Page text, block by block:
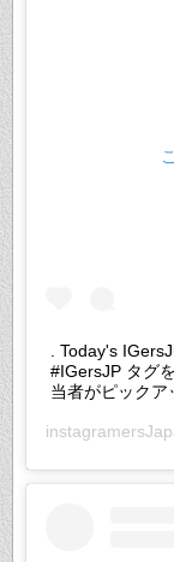
. Today's
#IGersJP タグ
当者がピックア